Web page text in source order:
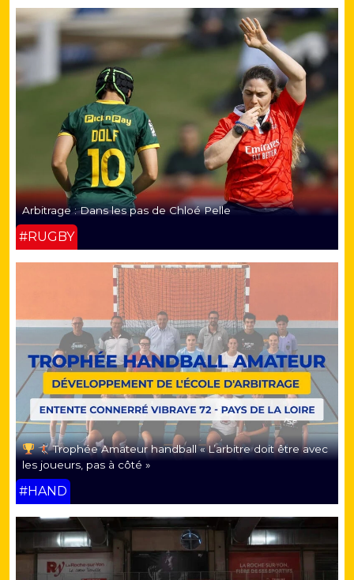
Arbitrage : Dans les pas de Chloé Pelle
#RUGBY
Trophée Amateur handball « L’arbitre doit être avec
les joueurs, pas à côté »
#HAND